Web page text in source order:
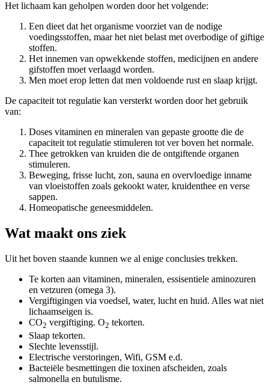
Het lichaam kan geholpen worden door het volgende:
Een dieet dat het organisme voorziet van de nodige
voedingsstoffen, maar het niet belast met overbodige of giftige
stoffen.
Het innemen van opwekkende stoffen, medicijnen en andere
gifstoffen moet verlaagd worden.
Men moet erop letten dat men voldoende rust en slaap krijgt.
De capaciteit tot regulatie kan versterkt worden door het gebruik
van:
Doses vitaminen en mineralen van gepaste grootte die de
capaciteit tot regulatie stimuleren tot ver boven het normale.
Thee getrokken van kruiden die de ontgiftende organen
stimuleren.
Beweging, frisse lucht, zon, sauna en overvloedige inname
van vloeistoffen zoals gekookt water, kruidenthee en verse
sappen.
Homeopatische geneesmiddelen.
Wat maakt ons ziek
Uit het boven staande kunnen we al enige conclusies trekken.
Te korten aan vitaminen, mineralen, essisentiele aminozuren
en vetzuren (omega 3).
Vergiftigingen via voedsel, water, lucht en huid. Alles wat niet
lichaamseigen is.
CO2 vergiftiging. O2 tekorten.
Slaap tekorten.
Slechte levensstijl.
Electrische verstoringen, Wifi, GSM e.d.
Bacteiële besmettingen die toxinen afscheiden, zoals
salmonella en butulisme.